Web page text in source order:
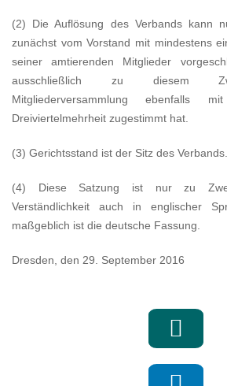
(2) Die Auflösung des Verbands kann
zunächst vom Vorstand mit mindestens
seiner amtierenden Mitglieder
ausschließlich zu diesem
Mitgliederversammlung ebenfalls
Dreiviertelmehrheit zugestimmt hat.
(3) Gerichtsstand ist der Sitz des Verbands.
(4) Diese Satzung ist nur zu
Verständlichkeit auch in englischer
maßgeblich ist die deutsche Fassung.
Dresden, den 29. September 2016